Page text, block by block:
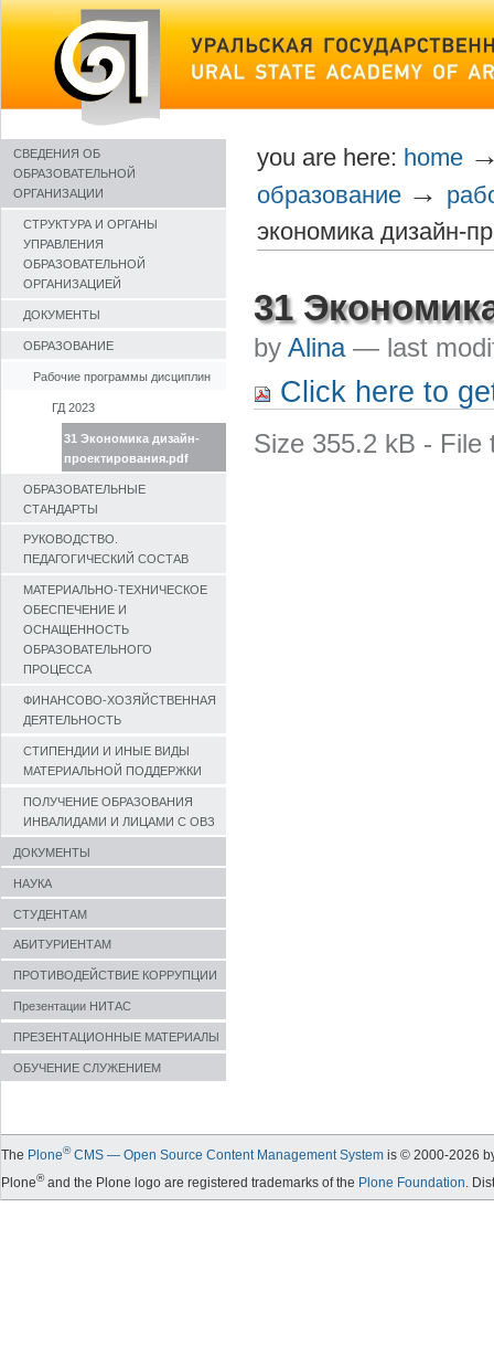
Skip
to
СВЕДЕНИЯ ОБ
ОБРАЗОВАТЕЛЬНОЙ
ОРГАНИЗАЦИИ
СТРУКТУРА И ОРГАНЫ
УПРАВЛЕНИЯ
ОБРАЗОВАТЕЛЬНОЙ
ОРГАНИЗАЦИЕЙ
ДОКУМЕНТЫ
ОБРАЗОВАНИЕ
Рабочие программы дисциплин
ГД 2023
31 Экономика дизайн-
проектирования.pdf
ОБРАЗОВАТЕЛЬНЫЕ
СТАНДАРТЫ
РУКОВОДСТВО.
ПЕДАГОГИЧЕСКИЙ СОСТАВ
МАТЕРИАЛЬНО-ТЕХНИЧЕСКОЕ
ОБЕСПЕЧЕНИЕ И
ОСНАЩЕННОСТЬ
ОБРАЗОВАТЕЛЬНОГО
ПРОЦЕССА
ФИНАНСОВО-ХОЗЯЙСТВЕННАЯ
ДЕЯТЕЛЬНОСТЬ
СТИПЕНДИИ И ИНЫЕ ВИДЫ
МАТЕРИАЛЬНОЙ ПОДДЕРЖКИ
ПОЛУЧЕНИЕ ОБРАЗОВАНИЯ
ИНВАЛИДАМИ И ЛИЦАМИ С ОВЗ
ДОКУМЕНТЫ
НАУКА
СТУДЕНТАМ
АБИТУРИЕНТАМ
ПРОТИВОДЕЙСТВИЕ КОРРУПЦИИ
Презентации НИТАС
ПРЕЗЕНТАЦИОННЫЕ МАТЕРИАЛЫ
ОБУЧЕНИЕ СЛУЖЕНИЕМ
you are here: home
образование →
экономика дизайн-
31
byAlina— last
Click here to
Size 355.2 kB - File
The Plone®CMS — Open Source Content Management System is © 2000-2026
Plone®and the Plone logo are registered trademarks of the Plone Foundation.